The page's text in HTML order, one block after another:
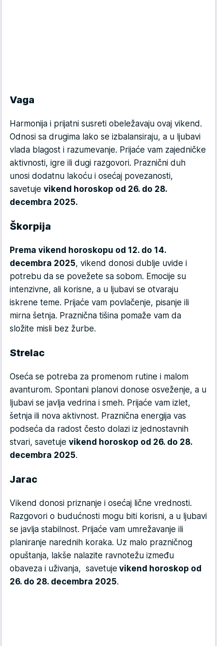
Vaga
Harmonija i prijatni susreti obeležavaju ovaj vikend.
Odnosi sa drugima lako se izbalansiraju, a u ljubavi
vlada blagost i razumevanje. Prijaće vam zajedničke
aktivnosti, igre ili dugi razgovori. Praznični duh
unosi dodatnu lakoću i osećaj povezanosti,
savetuje vikend horoskop od 26. do 28.
decembra 2025.
Škorpija
Prema vikend horoskopu od 12. do 14.
decembra 2025, vikend donosi dublje uvide i
potrebu da se povežete sa sobom. Emocije su
intenzivne, ali korisne, a u ljubavi se otvaraju
iskrene teme. Prijaće vam povlačenje, pisanje ili
mirna šetnja. Praznična tišina pomaže vam da
složite misli bez žurbe.
Strelac
Oseća se potreba za promenom rutine i malom
avanturom. Spontani planovi donose osveženje, a u
ljubavi se javlja vedrina i smeh. Prijaće vam izlet,
šetnja ili nova aktivnost. Praznična energija vas
podseća da radost često dolazi iz jednostavnih
stvari, savetuje vikend horoskop od 26. do 28.
decembra 2025.
Jarac
Vikend donosi priznanje i osećaj lične vrednosti.
Razgovori o budućnosti mogu biti korisni, a u ljubavi
se javlja stabilnost. Prijaće vam umrežavanje ili
planiranje narednih koraka. Uz malo prazničnog
opuštanja, lakše nalazite ravnotežu između
obaveza i uživanja, savetuje vikend horoskop od
26. do 28. decembra 2025.